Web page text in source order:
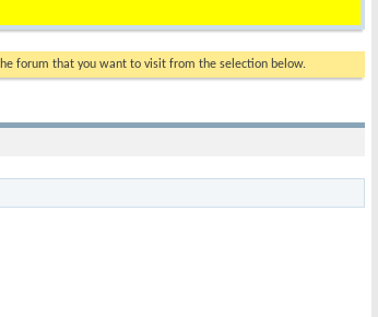
forum that you want to visit from the selection below.